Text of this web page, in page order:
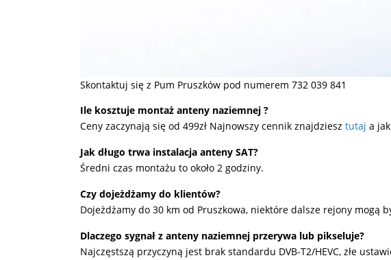
Skontaktuj się z Pum Pruszków pod numerem 732 039 841
Ile kosztuje montaż anteny naziemnej ?
Ceny zaczynają się od 499zł Najnowszy cennik znajdziesz tutaj a
Jak długo trwa instalacja anteny SAT?
Średni czas montażu to około 2 godziny.
Czy dojeżdżamy do klientów?
Dojeżdżamy do 30 km od Pruszkowa, niektóre dalsze rejony mogą
Dlaczego sygnał z anteny naziemnej przerywa lub pikseluje?
Najczęstszą przyczyną jest brak standardu DVB-T2/HEVC, złe